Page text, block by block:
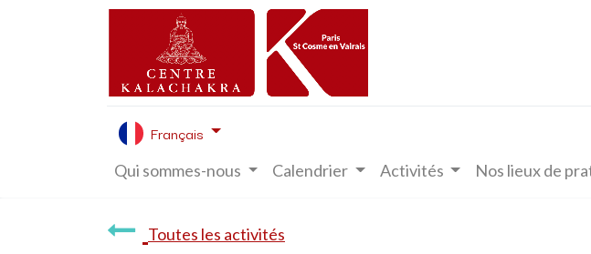
Français
Qui sommes-nous Calendrier Activités Nos lieux de
Toutes les activités